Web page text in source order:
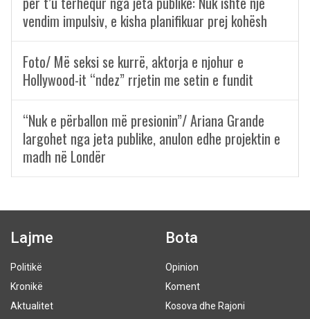
vendim impulsiv, e kisha planifikuar prej kohësh
Foto/ Më seksi se kurrë, aktorja e njohur e
Hollywood-it “ndez” rrjetin me setin e fundit
“Nuk e përballon më presionin”/ Ariana Grande
largohet nga jeta publike, anulon edhe projektin e
madh në Londër
Lajme
Politikë
Kronikë
Aktualitet
Bota
Opinion
Koment
Kosova dhe Rajoni